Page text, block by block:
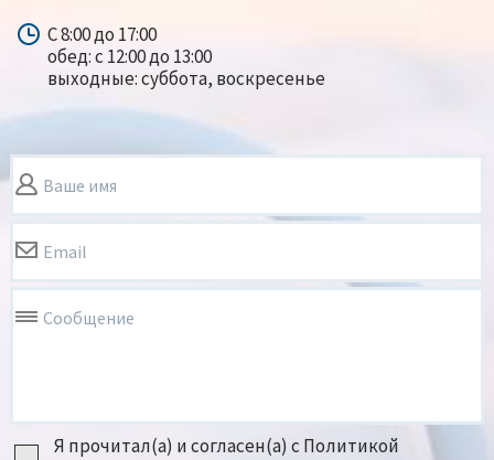
С 8:00 до 17:00
обед: с 12:00 до 13:00
выходные: суббота, воскресенье
Ваше имя
Email
Сообщение
Я прочитал(а) и согласен(а) с Политикой